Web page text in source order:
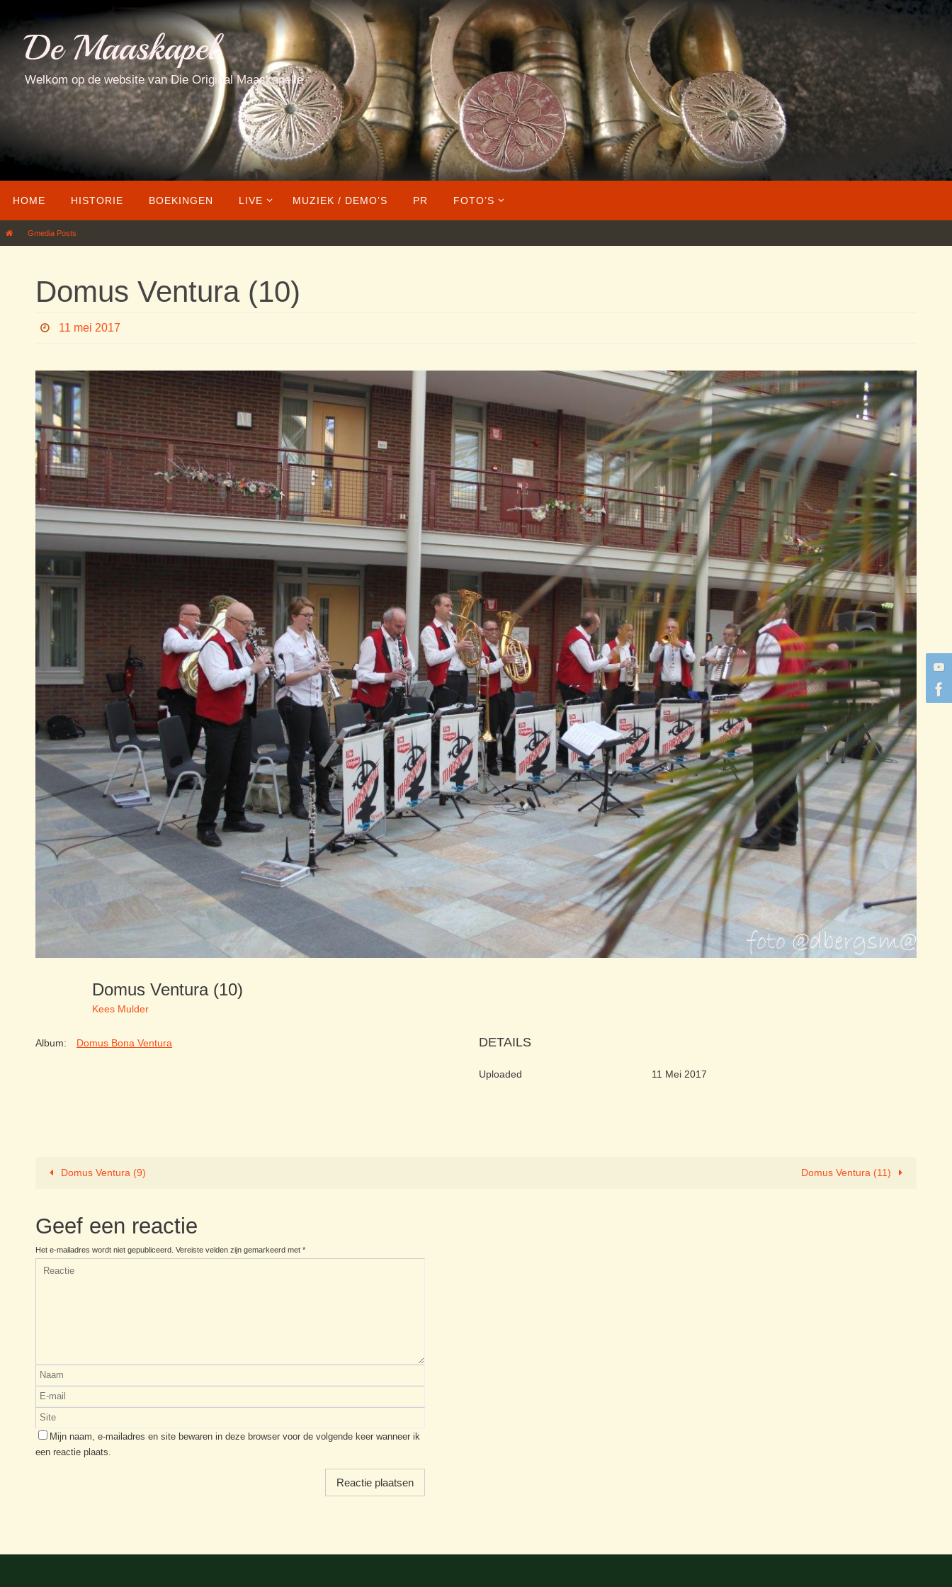
inhoudDe Maaskapel
Welkom op de website van Die Original Maaskapelle
naar
de
HOME HISTORIE BOEKINGEN LIVE MUZIEK / DEMO’S PR FOTO’S
HomeGmedia Posts
Domus Ventura (10)
11 mei 2017
Domus Ventura (10)
Kees Mulder
Album: Domus Bona Ventura DETAILS
Uploaded 11 Mei 2017
Domus Ventura (9) Domus Ventura (11)
Geef een reactie
Het e-mailadres wordt niet gepubliceerd. Vereiste velden zijn gemarkeerd met *
Mijn naam, e-mailadres en site bewaren in deze browser voor de volgende keer wanneer ik
een reactie plaats.